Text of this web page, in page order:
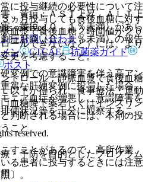
に投与継続の必要性について注
ヵ月投与しても食後血糖に対す
血漿で食後血糖２時間値が２０
ールできないなど）には、より
更を考慮すること。
トロール：静脈血漿で食後血糖
以下が得られ、食事療法・運動
血糖降下薬若しくはインスリン
判断される場合には、本剤の投
こと。
すことがあるので、高所作業、
る患者に投与するときには注意
〕。
、黄疸：ＡＳＴ上昇、ＡＬＴ上
、黄疸（０．１％未満）があら
症肝炎（０．１％未満）の報告
変例での意識障害を伴う高アン
篤な肝硬変例に投与した場合、
ニア血症が増悪し、意識障害を
便状況等を十分に観察するこ
reserved.
ーお問い合わせ
ン CTCAE
抗菌薬ガイド
ポスト
reserved.
・予防を目的としたプログラム